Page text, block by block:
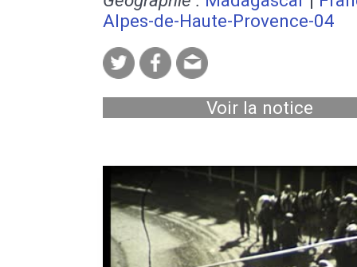
Alpes-de-Haute-Provence-04
Voir la notice